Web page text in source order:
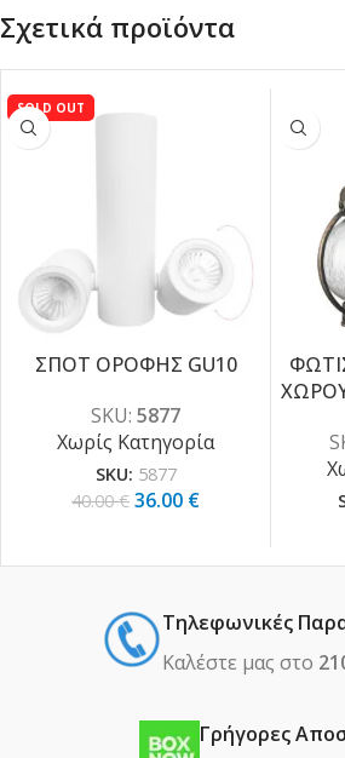
Σχετικά προϊόντα
SOLD OUT
ΣΠΟΤ ΟΡΟΦΗΣ GU10
SKU: 5877
Χωρίς Κατηγορία
SKU: 5877
40.00€ 36.00 €
Τηλεφωνικές
Καλέστε μας στο
Γρήγορες